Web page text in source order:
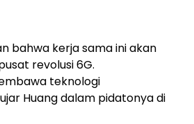
bahwa kerja sama ini akan
revolusi 6G.
teknologi
Huang dalam pidatonya di